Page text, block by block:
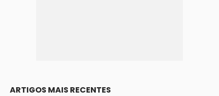
ARTIGOS MAIS RECENTES